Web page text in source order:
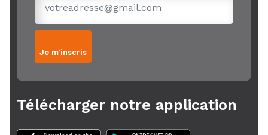
Je m'inscris
Télécharger notre application